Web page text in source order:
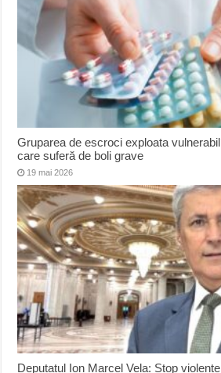
Gruparea de escroci exploata
care suferă de boli grave
19 mai 2026
Deputatul Ion Marcel Vela: Stop